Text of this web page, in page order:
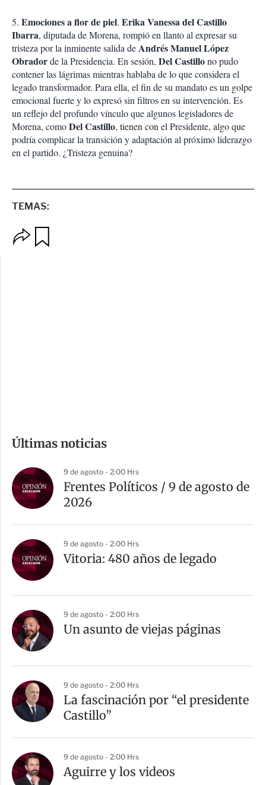
5. Emociones a flor de piel. Erika Vanessa del Castillo
Ibarra, diputada de Morena, rompió en llanto al expresar su
tristeza por la inminente salida deAndrés Manuel López
Obradorde la Presidencia. En sesión, Del Castillono pudo
contener las lágrimas mientras hablaba de lo que considera el
legado transformador. Para ella, el fin de su mandato es un golpe
emocional fuerte y lo expresó sin filtros en su intervención. Es
un reflejo del profundo vínculo que algunos legisladores de
Morena, comoDel Castillo, tienen con el Presidente, algo que
podría complicar la transición y adaptación al próximo liderazgo
en el partido. ¿Tristeza genuina?
TEMAS:
p
p
a
r
t
Últimas noticias
9 de agosto - 2:00 Hrs
Frentes Políticos / 9 de agosto de
2026
9 de agosto - 2:00 Hrs
Vitoria: 480 años de legado
9 de agosto - 2:00 Hrs
Un asunto de viejas páginas
9 de agosto - 2:00 Hrs
La fascinación por “el presidente
Castillo”
9 de agosto - 2:00 Hrs
Aguirre y los videos